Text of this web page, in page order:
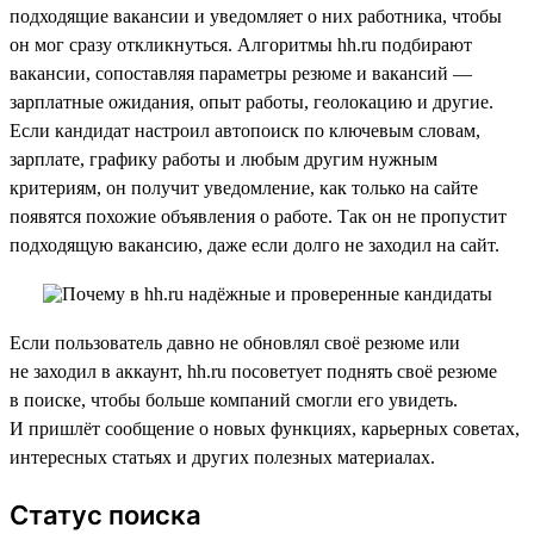
подходящие вакансии и уведомляет о них работника, чтобы
он мог сразу откликнуться. Алгоритмы hh.ru подбирают
вакансии, сопоставляя параметры резюме и вакансий —
зарплатные ожидания, опыт работы, геолокацию и другие.
Если кандидат настроил автопоиск по ключевым словам,
зарплате, графику работы и любым другим нужным
критериям, он получит уведомление, как только на сайте
появятся похожие объявления о работе. Так он не пропустит
подходящую вакансию, даже если долго не заходил на сайт.
Если пользователь давно не обновлял своё резюме или
не заходил в аккаунт, hh.ru посоветует поднять своё резюме
в поиске, чтобы больше компаний смогли его увидеть.
И пришлёт сообщение о новых функциях, карьерных советах,
интересных статьях и других полезных материалах.
Статус поиска